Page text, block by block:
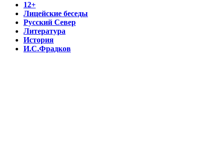
12+
Лицейские беседы
Русский Север
Литература
История
И.С.Фрадков